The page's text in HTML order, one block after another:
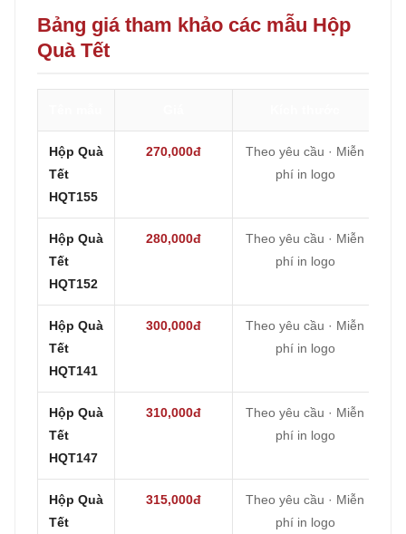
Bảng giá tham khảo các mẫu Hộp
Quà Tết
Hộp Quà
Tết
HQT155
270,000đ
Theo yêu cầu · Miễn
phí in logo
Hộp Quà
Tết
HQT152
280,000đ
Theo yêu cầu · Miễn
phí in logo
Hộp Quà
Tết
HQT141
300,000đ
Theo yêu cầu · Miễn
phí in logo
Hộp Quà
Tết
HQT147
310,000đ
Theo yêu cầu · Miễn
phí in logo
Hộp Quà
Tết
315,000đ
Theo yêu cầu · Miễn
phí in logo